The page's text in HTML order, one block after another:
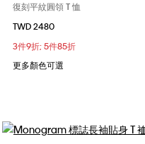
復刻平紋圓領 T 恤
TWD 2480
3件9折; 5件85折
更多顏色可選